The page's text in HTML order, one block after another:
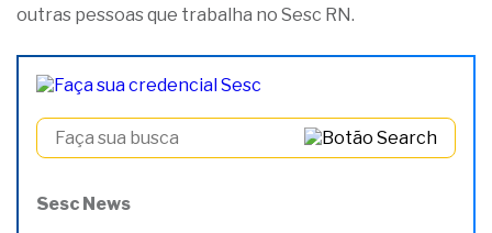
outras pessoas que trabalha no Sesc RN.
Sesc News